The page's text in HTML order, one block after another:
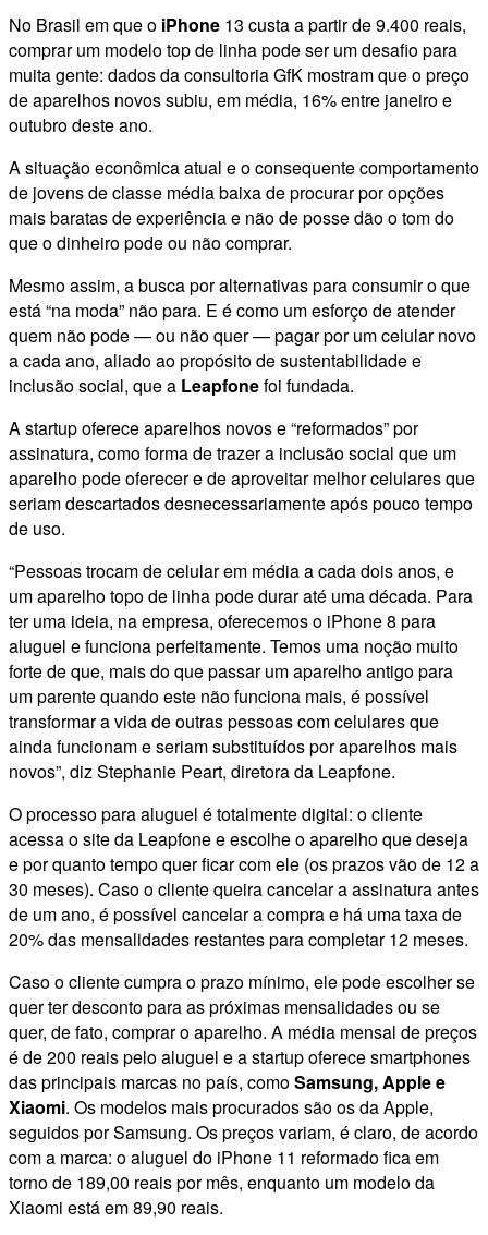
No Brasil em que o iPhone 13 custa a partir de 9.400 reais,
comprar um modelo top de linha pode ser um desafio para
muita gente: dados da consultoria GfK mostram que o preço
de aparelhos novos subiu, em média, 16% entre janeiro e
outubro deste ano.
A situação econômica atual e o consequente comportamento
de jovens de classe média baixa de procurar por opções
mais baratas de experiência e não de posse dão o tom do
que o dinheiro pode ou não comprar.
Mesmo assim, a busca por alternativas para consumir o que
está “na moda” não para. E é como um esforço de atender
quem não pode — ou não quer — pagar por um celular novo
a cada ano, aliado ao propósito de sustentabilidade e
inclusão social, que a Leapfonefoi fundada.
A startup oferece aparelhos novos e “reformados” por
assinatura, como forma de trazer a inclusão social que um
aparelho pode oferecer e de aproveitar melhor celulares que
seriam descartados desnecessariamente após pouco tempo
de uso.
“Pessoas trocam de celular em média a cada dois anos, e
um aparelho topo de linha pode durar até uma década. Para
ter uma ideia, na empresa, oferecemos o iPhone 8 para
aluguel e funciona perfeitamente. Temos uma noção muito
forte de que, mais do que passar um aparelho antigo para
um parente quando este não funciona mais, é possível
transformar a vida de outras pessoas com celulares que
ainda funcionam e seriam substituídos por aparelhos mais
novos”, diz Stephanie Peart, diretora da Leapfone.
O processo para aluguel é totalmente digital: o cliente
acessa o site da Leapfone e escolhe o aparelho que deseja
e por quanto tempo quer ficar com ele (os prazos vão de 12 a
30 meses). Caso o cliente queira cancelar a assinatura antes
de um ano, é possível cancelar a compra e há uma taxa de
20% das mensalidades restantes para completar 12 meses.
Caso o cliente cumpra o prazo mínimo, ele pode escolher se
quer ter desconto para as próximas mensalidades ou se
quer, de fato, comprar o aparelho. A média mensal de preços
é de 200 reais pelo aluguel e a startup oferece smartphones
das principais marcas no país, comoSamsung, Apple e
Xiaomi. Os modelos mais procurados são os da Apple,
seguidos por Samsung. Os preços variam, é claro, de acordo
com a marca: o aluguel do iPhone 11 reformado fica em
torno de 189,00 reais por mês, enquanto um modelo da
Xiaomi está em 89,90 reais.